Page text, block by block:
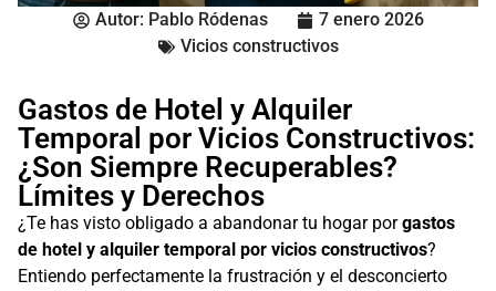
Autor: Pablo Ródenas
7 enero 2026
Vicios constructivos
Gastos de Hotel y Alquiler
Temporal por Vicios Constructivos:
¿Son Siempre Recuperables?
Límites y Derechos
¿Te has visto obligado a abandonar tu hogar porgastos
de hotel y alquiler temporal por vicios constructivos?
Entiendo perfectamente la frustración y el desconcierto